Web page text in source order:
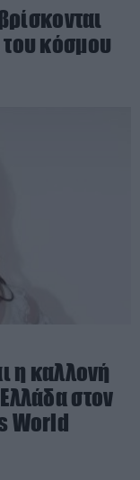
κόσμου
η καλλονή
στον
World